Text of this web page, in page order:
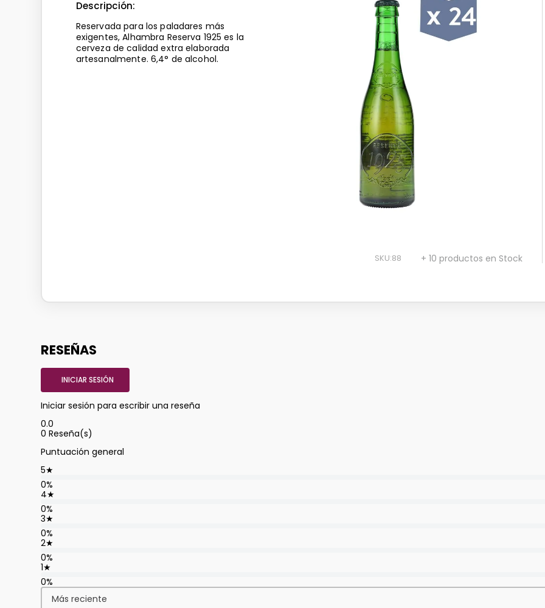
Descripción:
Reservada para los paladares más
exigentes, Alhambra Reserva 1925 es la
cerveza de calidad extra elaborada
artesanalmente. 6,4° de alcohol.
SKU:88 + 10 productos en Stock
RESEÑAS
INICIAR SESIÓN
Iniciar sesión para escribir una reseña
0.0
0 Reseña(s)
Puntuación general
5★
0%
4★
0%
3★
0%
2★
0%
1★
0%
Más reciente
reserva